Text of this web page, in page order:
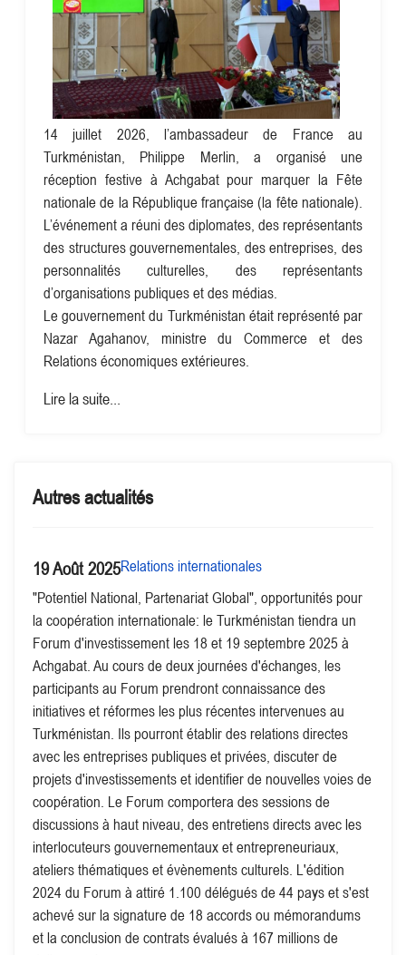
14 juillet 2026, l’ambassadeur de France au
Turkménistan, Philippe Merlin, a organisé une
réception festive à Achgabat pour marquer la Fête
nationale de la République française (la fête nationale).
L’événement a réuni des diplomates, des représentants
des structures gouvernementales, des entreprises, des
personnalités culturelles, des représentants
d’organisations publiques et des médias.
Le gouvernement du Turkménistan était représenté par
Nazar Agahanov, ministre du Commerce et des
Relations économiques extérieures.
Lire la suite...
Autres actualités
19 Août 2025Relations internationales
"Potentiel National, Partenariat Global", opportunités pour
la coopération internationale: le Turkménistan tiendra un
Forum d'investissement les 18 et 19 septembre 2025 à
Achgabat. Au cours de deux journées d'échanges, les
participants au Forum prendront connaissance des
initiatives et réformes les plus récentes intervenues au
Turkménistan. Ils pourront établir des relations directes
avec les entreprises publiques et privées, discuter de
projets d'investissements et identifier de nouvelles voies de
coopération. Le Forum comportera des sessions de
discussions à haut niveau, des entretiens directs avec les
interlocuteurs gouvernementaux et entrepreneuriaux,
ateliers thématiques et évènements culturels. L'édition
2024 du Forum à attiré 1.100 délégués de 44 pays et s'est
achevé sur la signature de 18 accords ou mémorandums
et la conclusion de contrats évalués à 167 millions de